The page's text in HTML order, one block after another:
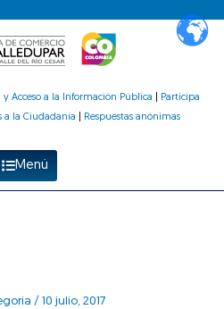
Acceso a la Información Pública
Participa
a la Ciudadanía
Respuestas anónimas
Menú
/10 julio, 2017